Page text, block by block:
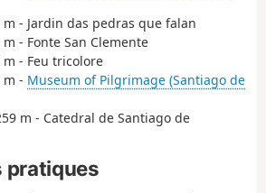
m - Jardin das pedras que falan
- Fonte San Clemente
m - Feu tricolore
m - Museum of Pilgrimage (Santiago de
m - Catedral de Santiago de
pratiques